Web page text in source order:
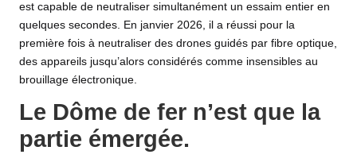
est capable de neutraliser simultanément un essaim entier en
quelques secondes. En janvier 2026, il a réussi pour la
première fois à neutraliser des drones guidés par fibre optique,
des appareils jusqu’alors considérés comme insensibles au
brouillage électronique.
Le Dôme de fer n’est que la
partie émergée.